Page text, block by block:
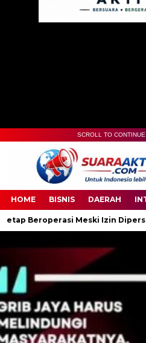
00:00
SCROLL TO
HOME BISNIS DAERAH
Izin Dipersoalkan Ketua